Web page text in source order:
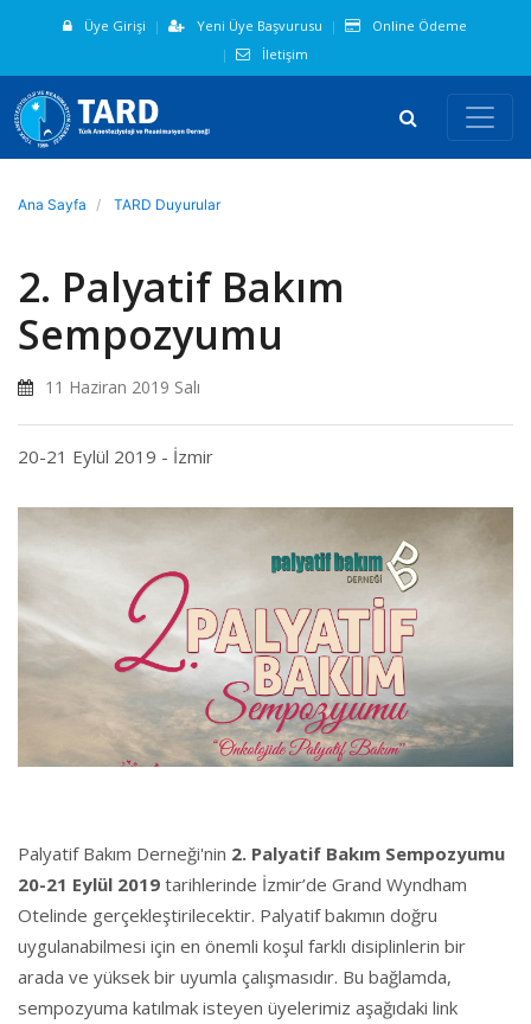
Üye Girişi Yeni Üye Başvurusu
Online Ödeme
İletişim
Ana Sayfa TARD Duyurular
2. Palyatif Bakım
Sempozyumu
11 Haziran 2019 Salı
20-21 Eylül 2019 - İzmir
Palyatif Bakım Derneği'nin 2. Palyatif Bakım Sempozyumu
20-21 Eylül 2019 tarihlerinde İzmir’de Grand Wyndham
Otelinde gerçekleştirilecektir. Palyatif bakımın doğru
uygulanabilmesi için en önemli koşul farklı disiplinlerin bir
arada ve yüksek bir uyumla çalışmasıdır. Bu bağlamda,
sempozyuma katılmak isteyen üyelerimiz aşağıdaki link